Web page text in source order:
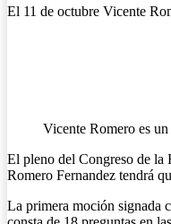
El 11 de octubre Vicente
Vicente Romero es
El pleno del Congreso de la
Romero Fernandez tendrá
La primera moción signada